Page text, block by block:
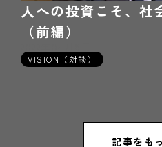
人への投資こそ、社
（前編）
VISION（対談）
記事をも